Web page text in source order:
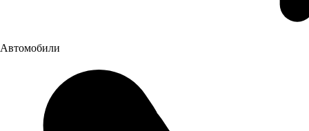
Автомобили
создадим технику для вашего бизнеса, подготовим самые
согласие
на обработку своих персональных данных
Я даюсогласие
на направление рекламно-
информационных сообщений
Отправить